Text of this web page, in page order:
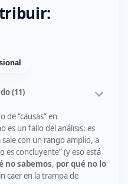
(11)
“causas” en
es un fallo del análisis: es
sale con un rango amplio, a
es concluyente” (y eso está
no sabemos, por qué no lo
caer en la trampa de